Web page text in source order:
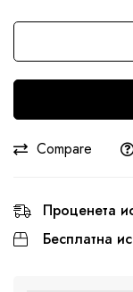
Compare
Проценета
Бесплатна